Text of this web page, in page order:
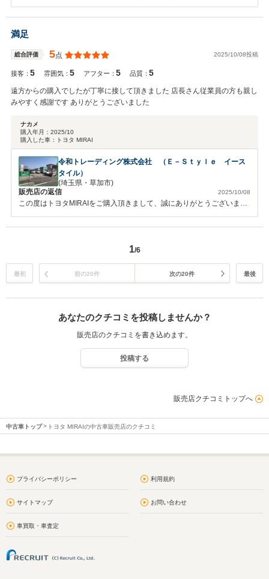
不足が多々あったかと思いますが、ご使用中にご不明点がありましたら
お気軽にお問い合わせください。また、当店は様々なコンテンツのある
店舗ですので、お車以外のご用件でもお越しいただければと思います。
今後ともどうぞよろしくお願いいたします。
満足
総合評価 5点 2025/10/08投稿
接客：5 雰囲気：5 アフター：5 品質：5
遠方からの購入でしたが丁寧に接して頂きました 店長さん従業員の方も親し
みやすく感謝です ありがとうございました
ナカメ
購入年月： 2025/10
購入した車：
トヨタ MIRAI
令和トレーディング株式会社 （Ｅ－Ｓｔｙｌｅ イース
タイル）
(埼玉県・草加市)
販売店の返信
2025/10/08
この度はトヨタMIRAIをご購入頂きまして、誠にありがとうございまし
た。また、大変お忙しい中クチコミのご投稿も重ねてありがとうござい
ます。お車も気に入って頂けているようで、こちらとしても感謝してお
ください。この度は誠にありがとうございました。
1/6
最初 前の20件 次の20件 最後
あなたのクチコミを投稿しませんか？
販売店のクチコミを書き込めます。
投稿する
販売店クチコミトップへ
中古車トップ トヨタ MIRAIの中古車販売店のクチコミ
プライバシーポリシー 利用規約
サイトマップ お問い合わせ
車買取・車査定